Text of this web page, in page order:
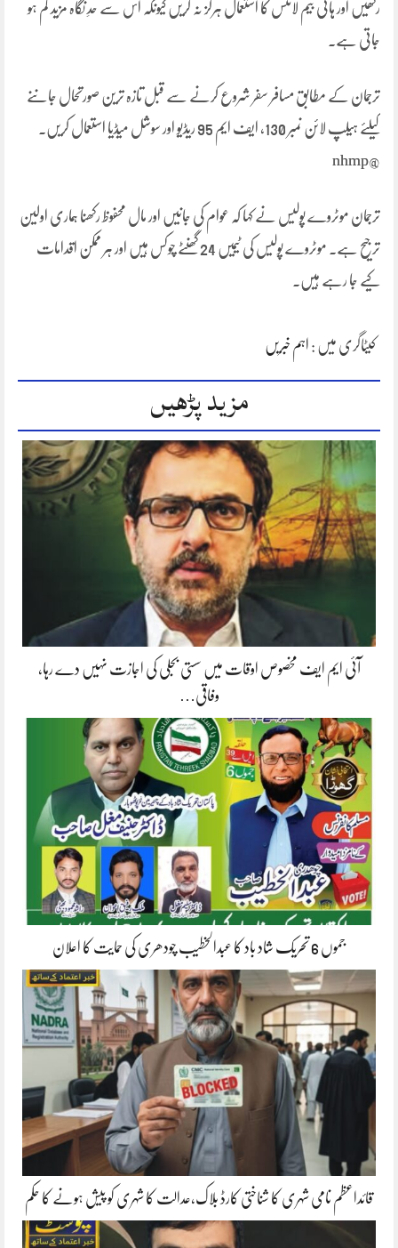
رکھیں اور ہائی بیم لائٹس کا استعمال ہرگز نہ کریں کیونکہ اس سے حدِ نگاہ مزید کم ہو
جاتی ہے۔
ترجمان کے مطابق مسافر سفر شروع کرنے سے قبل تازہ ترین صورتحال جاننے
کیلئے ہیلپ لائن نمبر 130، ایف ایم 95 ریڈیو اور سوشل میڈیا استعمال کریں۔
@nhmp
ترجمان موٹروے پولیس نے کہا کہ عوام کی جانیں اور مال محفوظ رکھنا ہماری اولین
ترجیح ہے۔ موٹروے پولیس کی ٹیمیں 24 گھنٹے چوکس ہیں اور ہر ممکن اقدامات
کیے جا رہے ہیں۔
کیٹاگری میں : اہم خبریں
مزید پڑھیں
آئی ایم ایف مخصوص اوقات میں سستی بجلی کی اجازت نہیں دے رہا،
وفاقی…
جموں 6 تحریک شاد باد کا عبدالخطیب چودھری کی حمایت کا اعلان
قائداعظم نامی شہری کا شناختی کارڈ بلاک،عدالت کا شہری کو پیش ہونے کا حکم